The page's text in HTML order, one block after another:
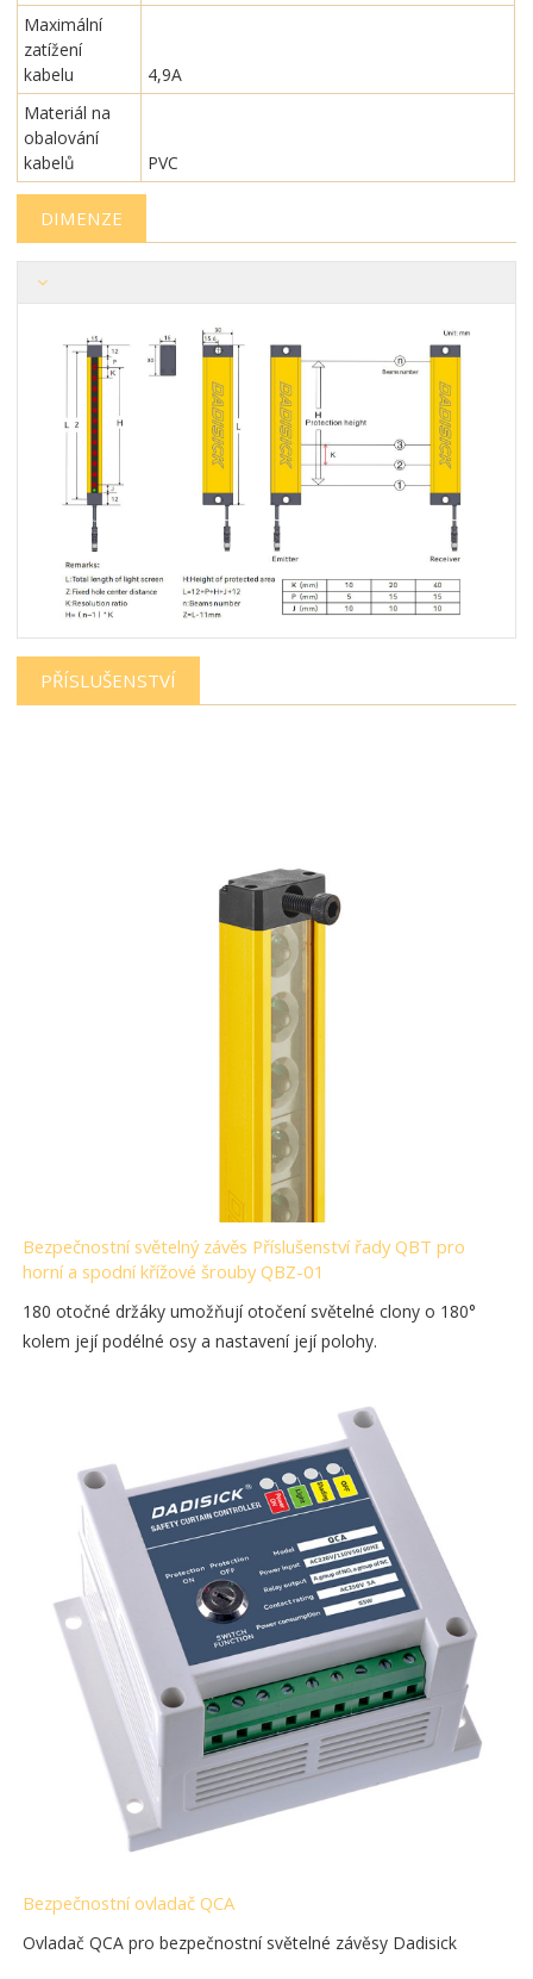
Maximální
zatížení
kabelu
4,9A
Materiál na
obalování
kabelů
PVC
DIMENZE
PŘÍSLUŠENSTVÍ
Bezpečnostní světelný závěs Příslušenství řady QBT pro
horní a spodní křížové šrouby QBZ-01
180 otočné držáky umožňují otočení světelné clony o 180°
kolem její podélné osy a nastavení její polohy.
Bezpečnostní ovladač QCA
Ovladač QCA pro bezpečnostní světelné závěsy Dadisick